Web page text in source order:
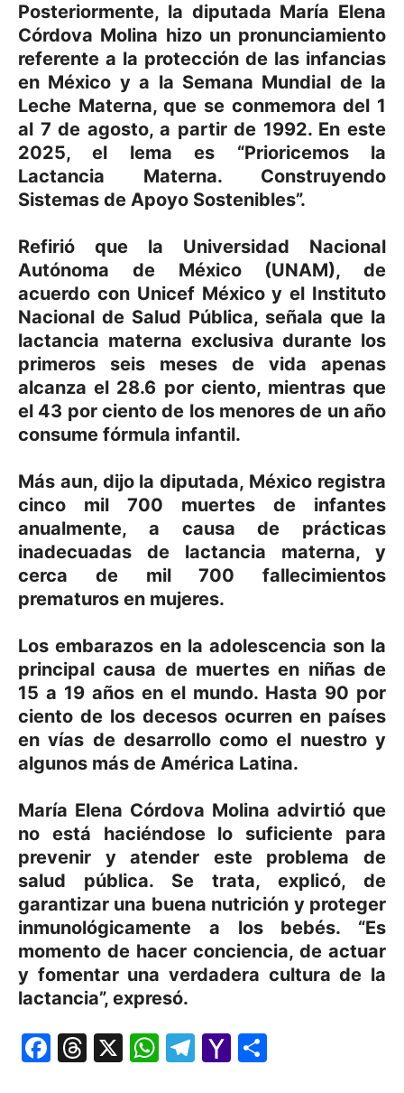
Posteriormente, la diputada María Elena
Córdova Molina hizo un pronunciamiento
referente a la protección de las infancias
en México y a la Semana Mundial de la
Leche Materna, que se conmemora del 1
al 7 de agosto, a partir de 1992. En este
2025, el lema es “Prioricemos la
Lactancia Materna. Construyendo
Sistemas de Apoyo Sostenibles”.
Refirió que la Universidad Nacional
Autónoma de México (UNAM), de
acuerdo con Unicef México y el Instituto
Nacional de Salud Pública, señala que la
lactancia materna exclusiva durante los
primeros seis meses de vida apenas
alcanza el 28.6 por ciento, mientras que
el 43 por ciento de los menores de un año
consume fórmula infantil.
Más aun, dijo la diputada, México registra
cinco mil 700 muertes de infantes
anualmente, a causa de prácticas
inadecuadas de lactancia materna, y
cerca de mil 700 fallecimientos
prematuros en mujeres.
Los embarazos en la adolescencia son la
principal causa de muertes en niñas de
15 a 19 años en el mundo. Hasta 90 por
ciento de los decesos ocurren en países
en vías de desarrollo como el nuestro y
algunos más de América Latina.
María Elena Córdova Molina advirtió que
no está haciéndose lo suficiente para
prevenir y atender este problema de
salud pública. Se trata, explicó, de
garantizar una buena nutrición y proteger
inmunológicamente a los bebés. “Es
momento de hacer conciencia, de actuar
y fomentar una verdadera cultura de la
lactancia”, expresó.
Facebook
Threads
X WhatsApp
Telegram
Yahoo